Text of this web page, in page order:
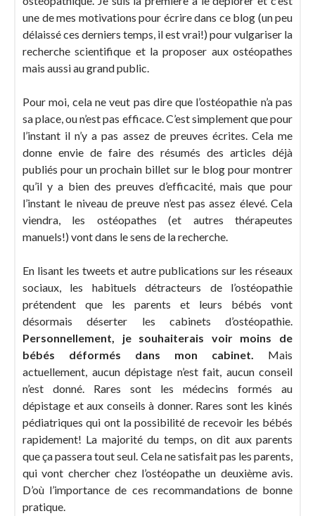
une de mes motivations pour écrire dans ce blog (un peu
délaissé ces derniers temps, il est vrai!) pour vulgariser la
recherche scientifique et la proposer aux ostéopathes
mais aussi au grand public.
Pour moi, cela ne veut pas dire que l’ostéopathie n’a pas
sa place, ou n’est pas efficace. C’est simplement que pour
l’instant il n’y a pas assez de preuves écrites. Cela me
donne envie de faire des résumés des articles déjà
publiés pour un prochain billet sur le blog pour montrer
qu’il y a bien des preuves d’efficacité, mais que pour
l’instant le niveau de preuve n’est pas assez élevé. Cela
viendra, les ostéopathes (et autres thérapeutes
manuels!) vont dans le sens de la recherche.
En lisant les tweets et autre publications sur les réseaux
sociaux, les habituels détracteurs de l’ostéopathie
prétendent que les parents et leurs bébés vont
désormais déserter les cabinets d’ostéopathie.
Personnellement, je souhaiterais voir moins de
bébés déformés dans mon cabinet. Mais
actuellement, aucun dépistage n’est fait, aucun conseil
n’est donné. Rares sont les médecins formés au
dépistage et aux conseils à donner. Rares sont les kinés
pédiatriques qui ont la possibilité de recevoir les bébés
rapidement! La majorité du temps, on dit aux parents
que ça passera tout seul. Cela ne satisfait pas les parents,
qui vont chercher chez l’ostéopathe un deuxième avis.
D’où l’importance de ces recommandations de bonne
pratique.